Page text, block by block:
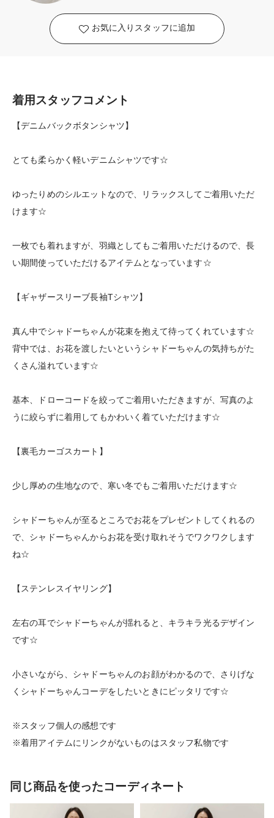
お気に入りスタッフに追加
着用スタッフコメント
【デニムバックボタンシャツ】
とても柔らかく軽いデニムシャツです☆
ゆったりめのシルエットなので、リラックスしてご着用いただ
けます☆
一枚でも着れますが、羽織としてもご着用いただけるので、長
い期間使っていただけるアイテムとなっています☆
【ギャザースリーブ長袖Tシャツ】
真ん中でシャドーちゃんが花束を抱えて待ってくれています☆
背中では、お花を渡したいというシャドーちゃんの気持ちがた
くさん溢れています☆
基本、ドローコードを絞ってご着用いただきますが、写真のよ
うに絞らずに着用してもかわいく着ていただけます☆
【裏毛カーゴスカート】
少し厚めの生地なので、寒い冬でもご着用いただけます☆
シャドーちゃんが至るところでお花をプレゼントしてくれるの
で、シャドーちゃんからお花を受け取れそうでワクワクします
ね☆
【ステンレスイヤリング】
左右の耳でシャドーちゃんが揺れると、キラキラ光るデザイン
です☆
小さいながら、シャドーちゃんのお顔がわかるので、さりげな
くシャドーちゃんコーデをしたいときにピッタリです☆
※スタッフ個人の感想です
※着用アイテムにリンクがないものはスタッフ私物です
同じ商品を使ったコーディネート